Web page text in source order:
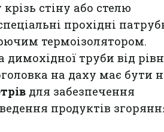
стіну або стелю
прохідні
термоізолятором.
димохідної труби від
на даху має бути
для забезпечення
продуктів